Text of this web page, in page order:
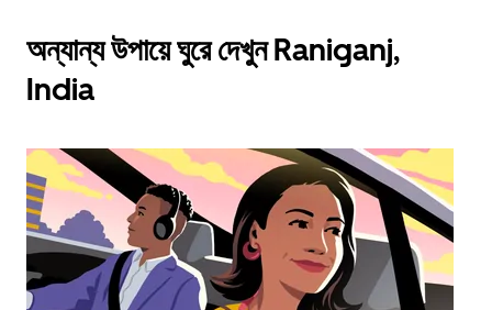
অন্যান্য উপায়ে ঘুরে দেখুন Raniganj,
India